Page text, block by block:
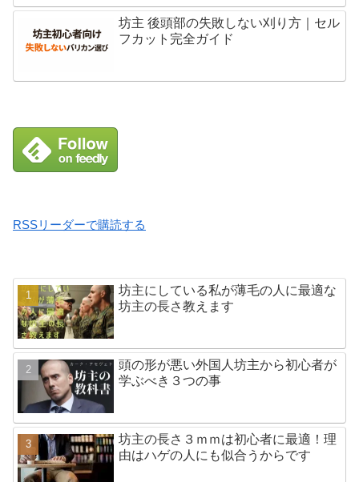
坊主 後頭部の失敗しない刈り方｜セル
フカット完全ガイド
RSSリーダーで購読する
坊主にしている私が薄毛の人に最適な
坊主の長さ教えます
頭の形が悪い外国人坊主から初心者が
学ぶべき３つの事
坊主の長さ３ｍｍは初心者に最適！理
由はハゲの人にも似合うからです